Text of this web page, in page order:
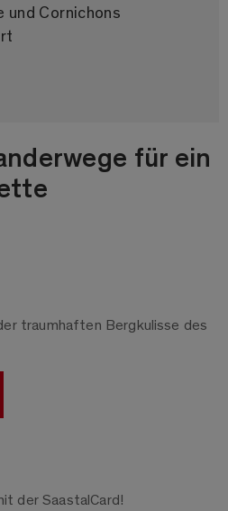
und Cornichons
für ein
traumhaften Bergkulisse des
der SaastalCard!